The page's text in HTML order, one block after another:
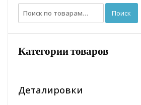
Искать: Поиск
Категории товаров
Деталировки